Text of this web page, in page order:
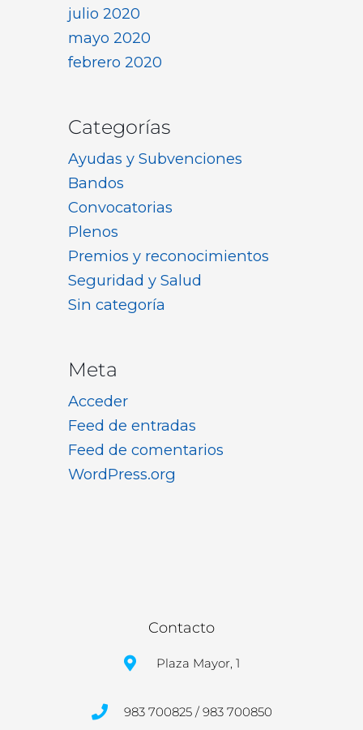
julio 2020
mayo 2020
febrero 2020
Categorías
Ayudas y Subvenciones
Bandos
Convocatorias
Plenos
Premios y reconocimientos
Seguridad y Salud
Sin categoría
Meta
Acceder
Feed de entradas
Feed de comentarios
WordPress.org
Contacto
Plaza Mayor, 1
983 700825 / 983 700850